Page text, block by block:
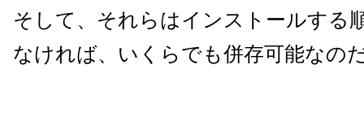
そして、それらはインストールする
なければ、いくらでも併存可能なの